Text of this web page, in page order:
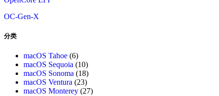
OC-Gen-X
分类
macOS Tahoe (6)
macOS Sequoia (10)
macOS Sonoma (18)
macOS Ventura (23)
macOS Monterey (27)